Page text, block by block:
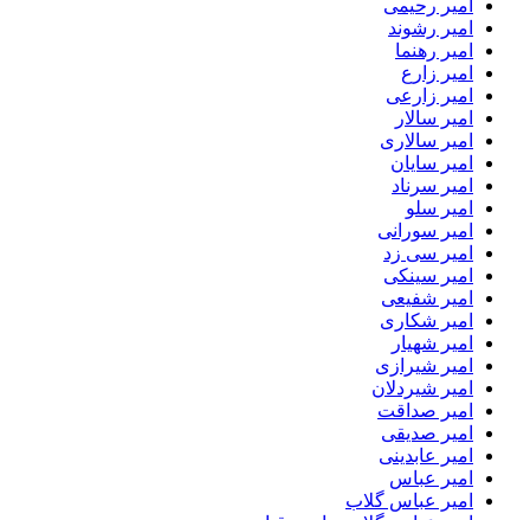
امیر رحیمی
امیر رشوند
امیر رهنما
امیر زارع
امیر زارعی
امیر سالار
امیر سالاری
امیر سایان
امیر سرناد
امیر سلو
امیر سورانی
امیر سی زد
امیر سینکی
امیر شفیعی
امیر شکاری
امیر شهیار
امیر شیرازی
امیر شیردلان
امیر صداقت
امیر صدیقی
امیر عابدینی
امیر عباس
امیر عباس گلاب